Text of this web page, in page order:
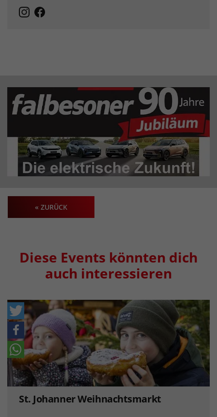
« ZURÜCK
Diese Events könnten dich
auch interessieren
St. Johanner Weihnachtsmarkt